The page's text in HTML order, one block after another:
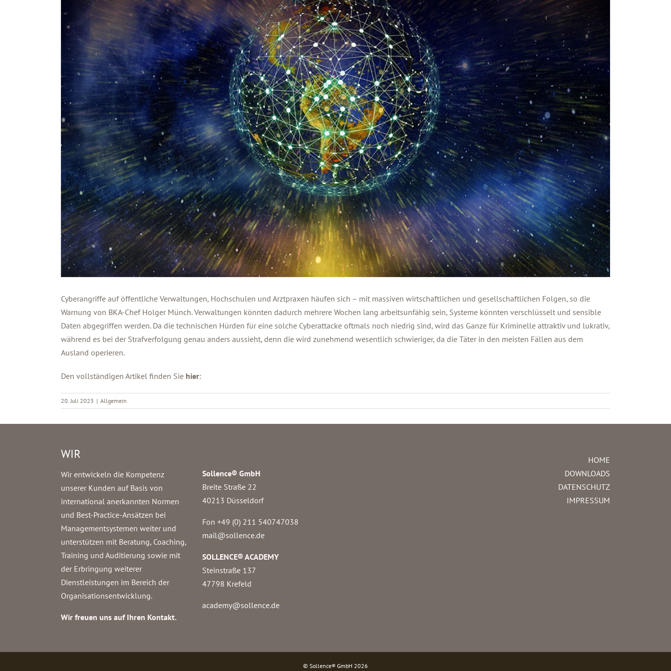
Cyberangriffe auf öffentliche Verwaltungen, Hochschulen und Arztpraxen häufen sich – mit massiven wirtschaftlichen und gesellschaftlichen Folgen, so die
Warnung von BKA-Chef Holger Münch. Verwaltungen könnten dadurch mehrere Wochen lang arbeitsunfähig sein, Systeme könnten verschlüsselt und sensible
Daten abgegriffen werden. Da die technischen Hürden für eine solche Cyberattacke oftmals noch niedrig sind, wird das Ganze für Kriminelle attraktiv und lukrativ,
während es bei der Strafverfolgung genau anders aussieht, denn die wird zunehmend wesentlich schwieriger, da die Täter in den meisten Fällen aus dem
Ausland operieren.
Den vollständigen Artikel finden Sie hier:
20. Juli 2023 | Allgemein
WIR
Wir entwickeln die Kompetenz
unserer Kunden auf Basis von
international anerkannten Normen
und Best-Practice-Ansätzen bei
Managementsystemen weiter und
unterstützen mit Beratung, Coaching,
Training und Auditierung sowie mit
der Erbringung weiterer
Dienstleistungen im Bereich der
Organisationsentwicklung.
Wir freuen uns auf Ihren Kontakt.
Sollence® GmbH
Breite Straße 22
40213 Düsseldorf
Fon +49 (0) 211 540747038‬
mail@sollence.de
SOLLENCE® ACADEMY
Steinstraße 137
47798 Krefeld
academy@sollence.de
HOME
DOWNLOADS
DATENSCHUTZ
IMPRESSUM
© Sollence® GmbH 2026